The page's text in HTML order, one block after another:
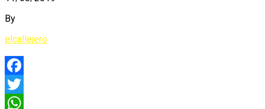
By
elcallejero
Facebook
Twitter